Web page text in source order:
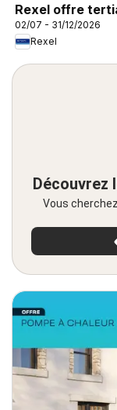
Rexel offre
02/07 - 31/12/2026
Rexel
Découvrez
Vous